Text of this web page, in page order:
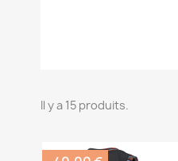
Il y a 15 produits.